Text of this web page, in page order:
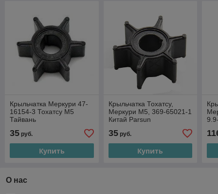
Крыльчатка Меркури 47-
16154-3 Тохатсу М5
Тайвань
35 руб.
Купить
Крыльчатка Тохатсу,
Меркури М5, 369-65021-1
Китай Parsun
35руб.
Купить
О нас